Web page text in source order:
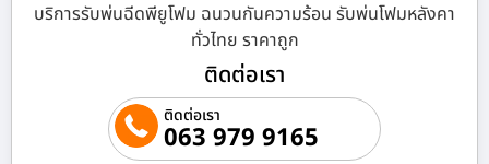
บริการรับพ่นฉีดพียูโฟม ฉนวนกันความร้อน รับพ่นโฟมหลังคา
ทั่วไทย ราคาถูก
ติดต่อเรา
ติดต่อเรา
063 979 9165